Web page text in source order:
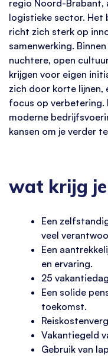
regio Noord-
logistieke sector. Het
richt zich sterk op
samenwerking.
nuchtere, open
krijgen voor eigen
zich door korte lijnen,
focus op verbetering.
moderne
kansen om je verder
wat krijg
Een
veel
Een
en ervaring.
25
Een solide
toekomst.
Vakantiegeld
Gebruik van